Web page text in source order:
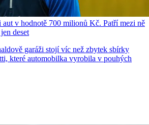
v hodnotě 700 milionů Kč. Patří mezi ně
deset
garáži stojí víc než zbytek sbírky
které automobilka vyrobila v pouhých